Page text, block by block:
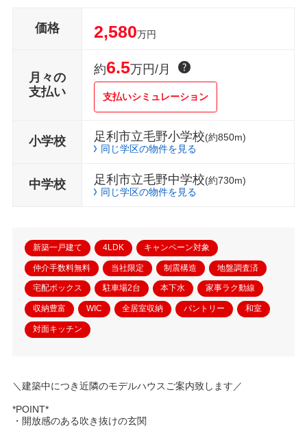
価格 2,580万円
月々の
支払い
約6.5万円/月
支払いシミュレーション
小学校 足利市立毛野小学校(約850m)
同じ学区の物件を見る
中学校 足利市立毛野中学校(約730m)
同じ学区の物件を見る
新築一戸建て 4LDK キャンペーン対象
仲介手数料無料 当社限定 制震構造 地盤調査済
宅配ボックス 駐車場2台 本下水 家事ラク動線
収納豊富 WIC 全居室収納 パントリー 和室
対面キッチン
＼建築中につき近隣のモデルハウスご案内致します／
*POINT*
・開放感のある吹き抜けの玄関